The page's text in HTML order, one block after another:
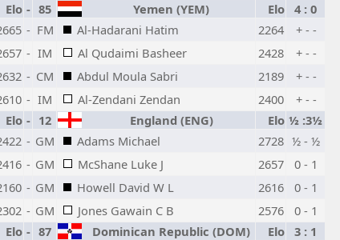
Elo - 85 Yemen (YEM) Elo 4 : 0
- FM Al-Hadarani Hatim 2264
+ - -
- IM Al Qudaimi Basheer 2428
+ - -
- CM Abdul Moula Sabri 2189
+ - -
- IM Al-Zendani Zendan 2400
+ - -
Elo - 12 England (ENG) Elo ½ :3½
- GM Adams Michael 2728 ½ - ½
- GM McShane Luke J 2657
0 - 1
- GM Howell David W L 2616
0 - 1
- GM Jones Gawain C B 2576
0 - 1
Elo - 87 Dominican Republic (DOM) Elo 3 : 1